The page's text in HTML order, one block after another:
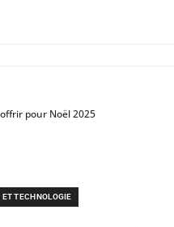
pour Noël 2025
TECHNOLOGIE